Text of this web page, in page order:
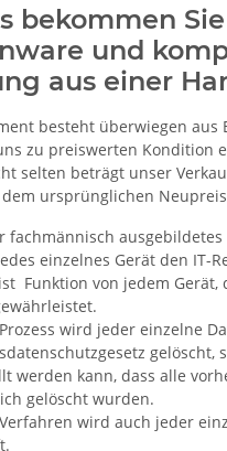
bekommen Sie
und
aus einer
besteht überwiegen aus
zu preiswerten Kondition
selten beträgt unser
dem ursprünglichen
fachmännisch ausgebildetes
einzelnes Gerät den IT-
Funktion von jedem Gerät,
wird jeder einzelne
gelöscht,
werden kann, dass alle
gelöscht wurden.
wird auch jeder